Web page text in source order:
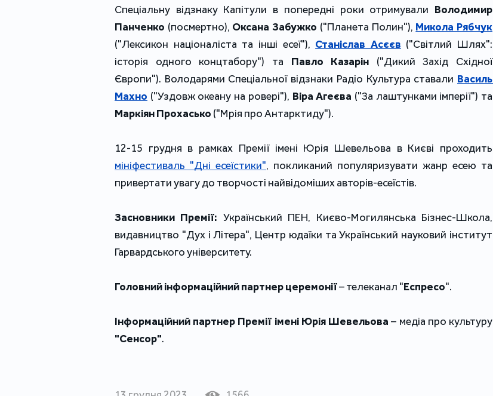
Спеціальну відзнаку Капітули в попередні роки отримували Володимир
Панченко (посмертно), Оксана Забужко ("Планета Полин"), Микола Рябчук
("Лексикон націоналіста та інші есеї"), Станіслав Асєєв ("Світлий Шлях":
історія одного концтабору") та Павло Казарін ("Дикий Захід Східної
Європи"). Володарями Спеціальної відзнаки Радіо Культура ставали Василь
Махно ("Уздовж океану на ровері"), Віра Агеєва
Маркіян Прохасько ("Мрія про Антарктиду").
мініфестиваль "Дні есеїстики", покликаний популяризувати жанр есею та
привертати увагу до творчості найвідоміших авторів-есеїстів.
Засновники Премії: Український ПЕН, Києво-Могилянська Бізнес-Школа,
видавництво "Дух і Літера", Центр юдаїки та Український науковий інститут
Гарвардського університету.
Головний інформаційний партнер церемонії – телеканал "Еспресо".
Інформаційний партнер Премії імені Юрія Шевельова
"Сенсор".